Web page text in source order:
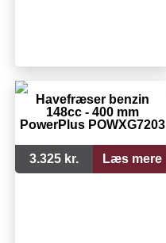
Havefræser benzin
148cc - 400 mm
PowerPlus POWXG7203
3.325 kr. Læs mere